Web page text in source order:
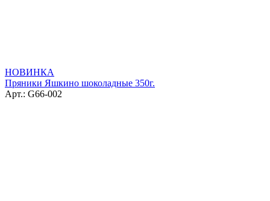
НОВИНКА
Пряники Яшкино шоколадные 350г.
Арт.: G66-002